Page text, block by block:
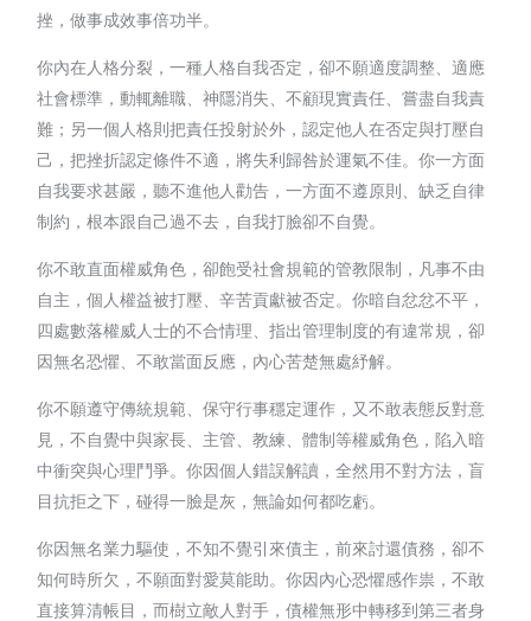
挫，做事成效事倍功半。
你內在人格分裂，一種人格自我否定，卻不願適度調整、適應
社會標準，動輒離職、神隱消失、不顧現實責任、嘗盡自我責
難；另一個人格則把責任投射於外，認定他人在否定與打壓自
己，把挫折認定條件不適，將失利歸咎於運氣不佳。你一方面
自我要求甚嚴，聽不進他人勸告，一方面不遵原則、缺乏自律
制約，根本跟自己過不去，自我打臉卻不自覺。
你不敢直面權威角色，卻飽受社會規範的管教限制，凡事不由
自主，個人權益被打壓、辛苦貢獻被否定。你暗自忿忿不平，
四處數落權威人士的不合情理、指出管理制度的有違常規，卻
因無名恐懼、不敢當面反應，內心苦楚無處紓解。
你不願遵守傳統規範、保守行事穩定運作，又不敢表態反對意
見，不自覺中與家長、主管、教練、體制等權威角色，陷入暗
中衝突與心理鬥爭。你因個人錯誤解讀，全然用不對方法，盲
目抗拒之下，碰得一臉是灰，無論如何都吃虧。
你因無名業力驅使，不知不覺引來債主，前來討還債務，卻不
知何時所欠，不願面對愛莫能助。你因內心恐懼感作祟，不敢
直接算清帳目，而樹立敵人對手，債權無形中轉移到第三者身